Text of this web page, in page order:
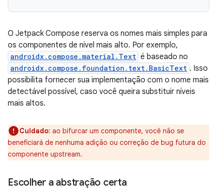
O Jetpack Compose reserva os nomes mais simples para
os componentes de nível mais alto. Por exemplo,
androidx.compose.material.Text é baseado no
androidx.compose.foundation.text.BasicText . Isso
possibilita fornecer sua implementação com o nome mais
detectável possível, caso você queira substituir níveis
mais altos.
Cuidado: ao bifurcar um componente, você não se
beneficiará de nenhuma adição ou correção de bug futura do
componente upstream.
Escolher a abstração certa